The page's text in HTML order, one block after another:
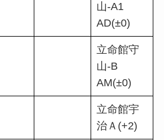
山-A1
AD(±0)
立命館守
山-B
AM(±0)
立命館宇
治Ａ(+2)